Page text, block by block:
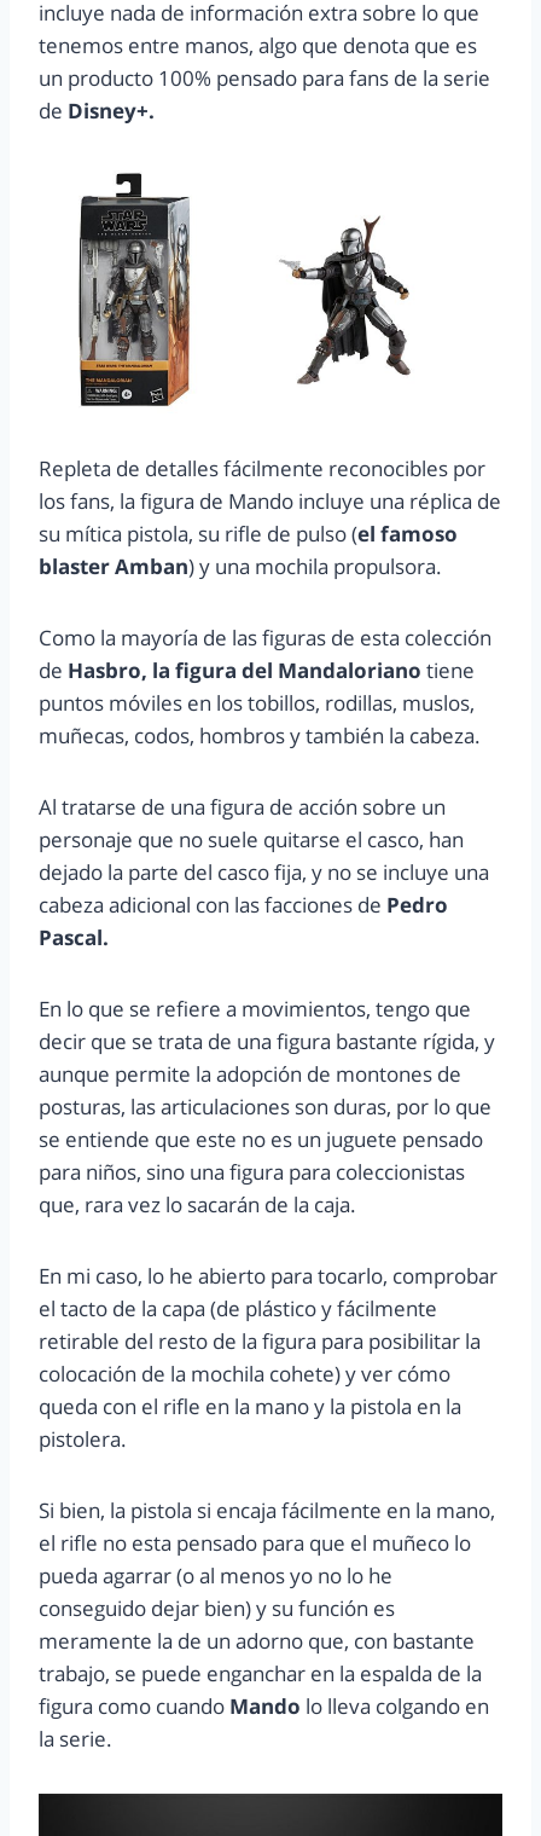
incluye nada de información extra sobre lo que
tenemos entre manos, algo que denota que es
un producto 100% pensado para fans de la serie
de Disney+.
Repleta de detalles fácilmente reconocibles por
los fans, la figura de Mando incluye una réplica de
su mítica pistola, su rifle de pulso (el famoso
blaster Amban) y una mochila propulsora.
Como la mayoría de las figuras de esta colección
de Hasbro, la figura del Mandaloriano tiene
puntos móviles en los tobillos, rodillas, muslos,
muñecas, codos, hombros y también la cabeza.
Al tratarse de una figura de acción sobre un
personaje que no suele quitarse el casco, han
dejado la parte del casco fija, y no se incluye una
cabeza adicional con las facciones de Pedro
Pascal.
En lo que se refiere a movimientos, tengo que
decir que se trata de una figura bastante rígida, y
aunque permite la adopción de montones de
posturas, las articulaciones son duras, por lo que
se entiende que este no es un juguete pensado
para niños, sino una figura para coleccionistas
que, rara vez lo sacarán de la caja.
En mi caso, lo he abierto para tocarlo, comprobar
el tacto de la capa (de plástico y fácilmente
retirable del resto de la figura para posibilitar la
colocación de la mochila cohete) y ver cómo
queda con el rifle en la mano y la pistola en la
pistolera.
Si bien, la pistola si encaja fácilmente en la mano,
el rifle no esta pensado para que el muñeco lo
pueda agarrar (o al menos yo no lo he
conseguido dejar bien) y su función es
meramente la de un adorno que, con bastante
trabajo, se puede enganchar en la espalda de la
figura como cuando Mando lo lleva colgando en
la serie.